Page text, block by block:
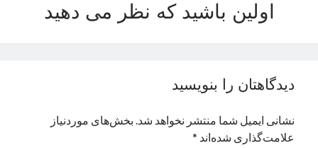
اولین باشید که نظر می دهید
دیدگاهتان را بنویسید
نشانی ایمیل شما منتشر نخواهد شد. بخش‌های موردنیاز
علامت‌گذاری شده‌اند *